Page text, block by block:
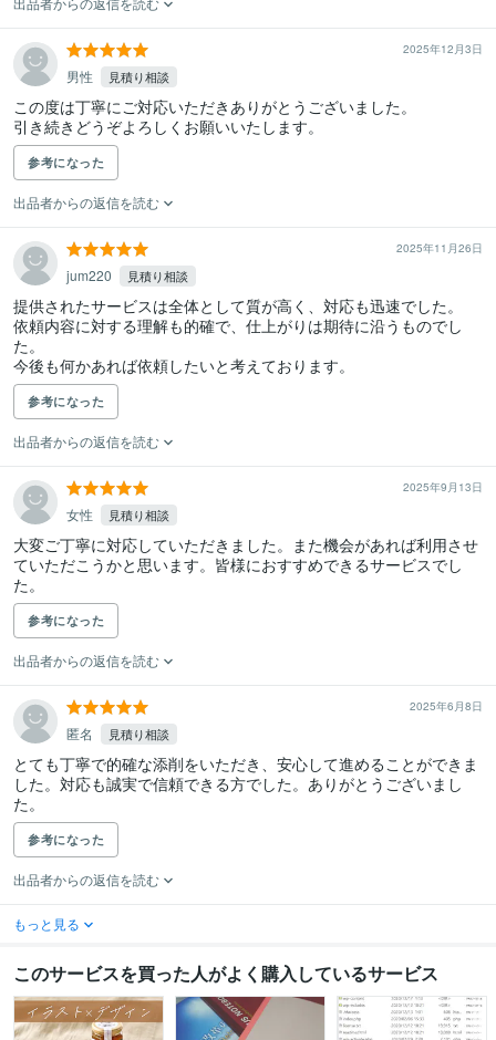
2025年12月3日
男性 見積り相談
この度は丁寧にご対応いただきありがとうございました。
引き続きどうぞよろしくお願いいたします。
参考になった
出品者からの返信を読む
2025年11月26日
jum220 見積り相談
提供されたサービスは全体として質が高く、対応も迅速でした。
依頼内容に対する理解も的確で、仕上がりは期待に沿うものでし
た。
今後も何かあれば依頼したいと考えております。
参考になった
出品者からの返信を読む
2025年9月13日
女性 見積り相談
大変ご丁寧に対応していただきました。また機会があれば利用させ
ていただこうかと思います。皆様におすすめできるサービスでし
た。
参考になった
出品者からの返信を読む
2025年6月8日
匿名 見積り相談
とても丁寧で的確な添削をいただき、安心して進めることができま
した。対応も誠実で信頼できる方でした。ありがとうございまし
た。
参考になった
出品者からの返信を読む
もっと見る
このサービスを買った人がよく購入しているサービス